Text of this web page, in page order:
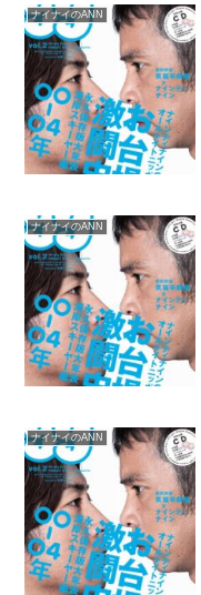
ナイナイのANN
ナイナイのANN
ナイナイのANN